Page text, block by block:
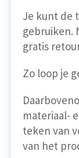
Je kunt de
gebruiken.
gratis
Zo loop je
materiaal-
teken van
van het